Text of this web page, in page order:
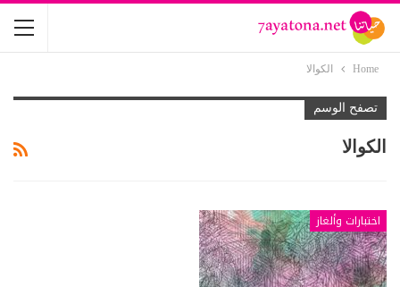
Home الكوالا
تصفح الوسم
الكوالا
اختبارات وألغاز